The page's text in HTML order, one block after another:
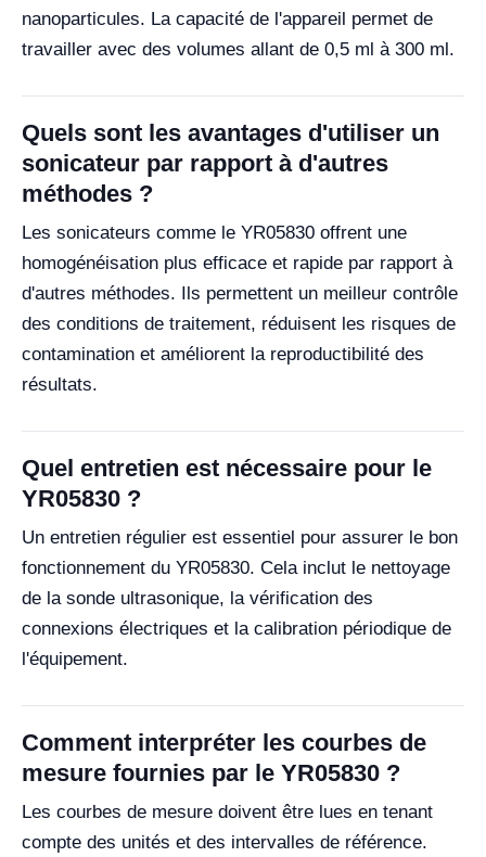
nanoparticules. La capacité de l'appareil permet de
travailler avec des volumes allant de 0,5 ml à 300 ml.
Quels sont les avantages d'utiliser un
sonicateur par rapport à d'autres
méthodes ?
Les sonicateurs comme le YR05830 offrent une
homogénéisation plus efficace et rapide par rapport à
d'autres méthodes. Ils permettent un meilleur contrôle
des conditions de traitement, réduisent les risques de
contamination et améliorent la reproductibilité des
résultats.
Quel entretien est nécessaire pour le
YR05830 ?
Un entretien régulier est essentiel pour assurer le bon
fonctionnement du YR05830. Cela inclut le nettoyage
de la sonde ultrasonique, la vérification des
connexions électriques et la calibration périodique de
l'équipement.
Comment interpréter les courbes de
mesure fournies par le YR05830 ?
Les courbes de mesure doivent être lues en tenant
compte des unités et des intervalles de référence.